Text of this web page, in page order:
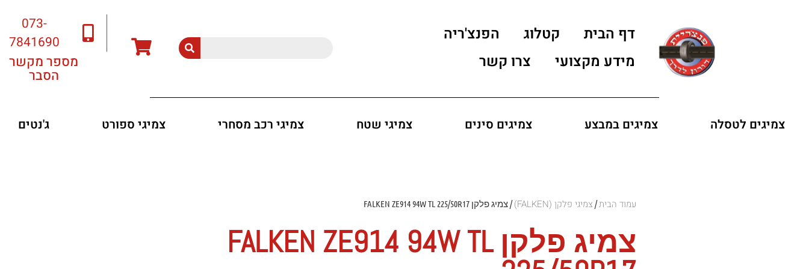
דף הבית קטלוג
הפנצ'ריה
מידע מקצועי
צרו קשר
073-
7841690
מספר מקשר
הסבר
צמיגים לטסלה צמיגים במבצע צמיגים סינים צמיגי שטח צמיגי רכב מסחרי צמיגי ספורט ג'נטים
עמוד הבית/ צמיגי פלקן (FALKEN) / צמיג פלקן FALKEN ZE914 94W TL 225/50R17
צמיג פלקן FALKEN ZE914 94W TL